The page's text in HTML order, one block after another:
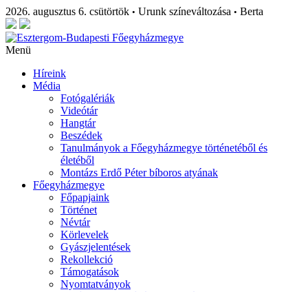
2026. augusztus 6. csütörtök • Urunk színeváltozása • Berta
Menü
Híreink
Média
Fotógalériák
Videótár
Hangtár
Beszédek
Tanulmányok a Főegyházmegye történetéből és
életéből
Montázs Erdő Péter bíboros atyának
Főegyházmegye
Főpapjaink
Történet
Névtár
Körlevelek
Gyászjelentések
Rekollekció
Támogatások
Nyomtatványok